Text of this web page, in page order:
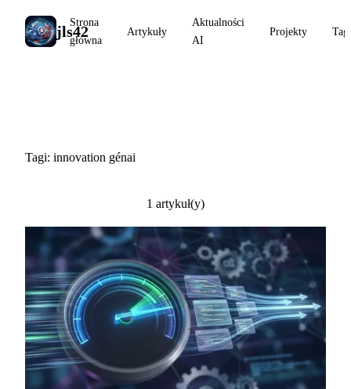
jls42
Strona
główna
Artykuły
Aktualności
AI
Projekty Tagi
Tagi: innovation génai
1 artykuł(y)